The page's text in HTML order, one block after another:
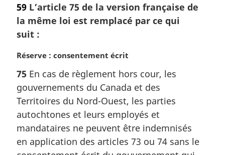
59 L’article 75 de la version française de
la même loi est remplacé par ce qui
suit :
N
t
e
m
a
g
i
Réserve : consentement écrit
75 En cas de règlement hors cour, les
gouvernements du Canada et des
Territoires du Nord-Ouest, les parties
autochtones et leurs employés et
mandataires ne peuvent être indemnisés
en application des articles 73 ou 74 sans le